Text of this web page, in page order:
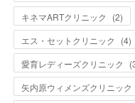
キネマARTクリニック
(2)
エス・セットクリニック
(4)
愛育レディーズクリニック
(
矢内原ウィメンズクリニック